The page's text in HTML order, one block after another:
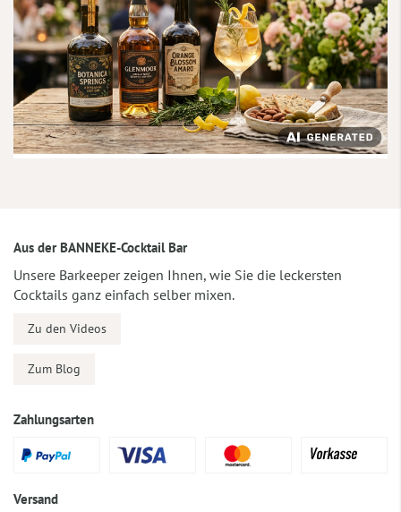
Aus der BANNEKE-Cocktail Bar
Unsere Barkeeper zeigen Ihnen, wie Sie die leckersten
Cocktails ganz einfach selber mixen.
Zu den Videos
Zum Blog
Zahlungsarten
Versand